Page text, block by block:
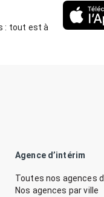
: tout est à
Agence d’intérim
Toutes nos agences
Nos agences par ville